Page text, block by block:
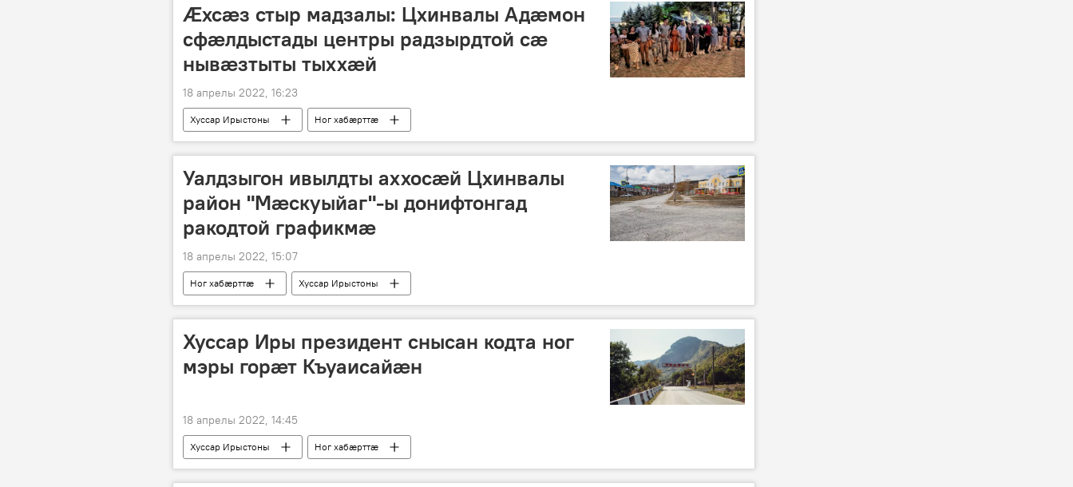
Ӕхсӕз стыр мадзалы: Цхинвалы Адӕмон
сфӕлдыстады центры радзырдтой сӕ
нывӕзтыты тыххӕй
18 апрелы 2022, 16:23
Хуссар Ирыстоны Ног хабӕрттӕ
Уалдзыгон ивылдты аххосӕй Цхинвалы
район "Мӕскуыйаг"-ы донифтонгад
ракодтой графикмӕ
18 апрелы 2022, 15:07
Ног хабӕрттӕ Хуссар Ирыстоны
Хуссар Иры президент снысан кодта ног
мэры горӕт Къуаисайӕн
18 апрелы 2022, 14:45
Хуссар Ирыстоны Ног хабӕрттӕ